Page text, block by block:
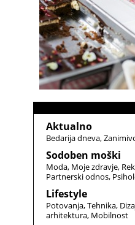
Aktualno
Bedarija dneva
Sodoben moški
Moda Moje zdravje
Partnerski odnos
Lifestyle
Potovanja Tehnika
arhitektura Mobilnost